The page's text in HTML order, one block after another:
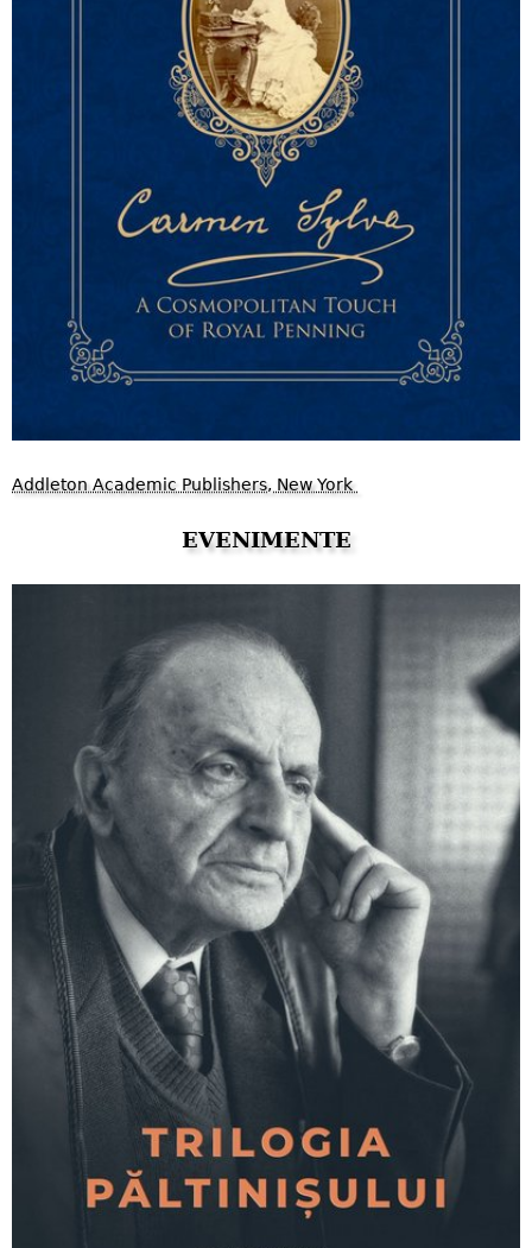
Addleton Academic Publishers, New York
EVENIMENTE